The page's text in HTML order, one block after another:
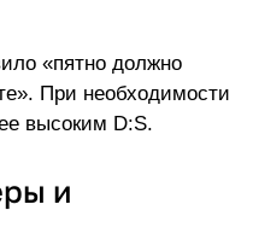
«пятно должно
При необходимости
высоким D:S.
и